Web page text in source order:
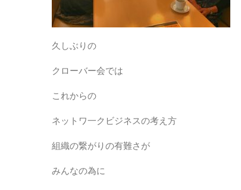
久しぶりの
クローバー会では
これからの
ネットワ一クビジネスの考え方
組織の繋がりの有難さが
みんなの為に